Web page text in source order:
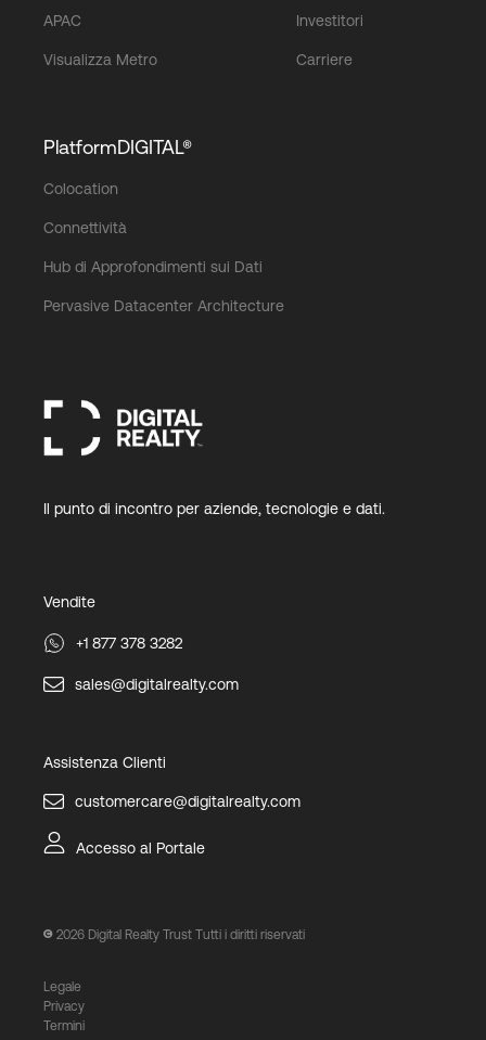
APAC
Visualizza Metro
Investitori
Carriere
PlatformDIGITAL®
Colocation
Connettività
Hub di Approfondimenti sui Dati
Pervasive Datacenter Architecture
Il punto di incontro per aziende, tecnologie e dati.
Vendite
+1 877 378 3282
sales@digitalrealty.com
Assistenza Clienti
customercare@digitalrealty.com
Accesso al Portale
2026 Digital Realty Trust Tutti i diritti riservati
Legale
Privacy
Termini